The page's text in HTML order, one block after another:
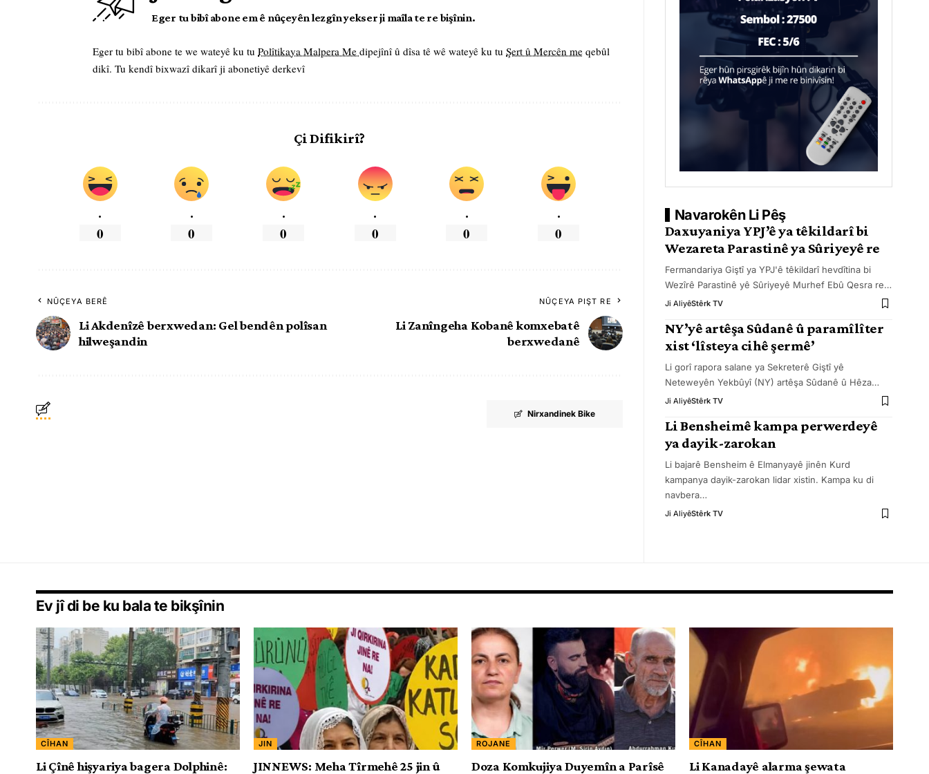
Eger tu bibî abone em ê nûçeyên lezgîn yekser ji maîla te re bişînin.
Eger tu bibî abone te we wateyê ku tu Polîtikaya Malpera Me dipejînî û dîsa tê wê wateyê ku tu Şert û Mercên me qebûl
dikî. Tu kendî bixwazî dikarî ji abonetiyê derkevî
Çi Difikirî?
.
0
.
0
.
0
.
0
.
0
.
0
NÛÇEYA BERÊ
Li Akdenîzê berxwedan: Gel bendên polîsan
hilweşandin
NÛÇEYA PIŞT RE
Li Zanîngeha Kobanê komxebatê
berxwedanê
Nirxandinek Bike
Navarokên Li Pêş
Daxuyaniya YPJ’ê ya têkildarî bi
Wezareta Parastinê ya Sûriyeyê re
Fermandariya Giştî ya YPJ'ê têkildarî hevdîtina bi
Wezîrê Parastinê yê Sûriyeyê Murhef Ebû Qesra re…
Ji AliyêStêrk TV
NY’yê artêşa Sûdanê û paramîlîter
xist ‘lîsteya cihê şermê’
Li gorî rapora salane ya Sekreterê Giştî yê
Neteweyên Yekbûyî (NY) artêşa Sûdanê û Hêza…
Ji AliyêStêrk TV
Li Bensheimê kampa perwerdeyê
ya dayik-zarokan
Li bajarê Bensheim ê Elmanyayê jinên Kurd
kampanya dayik-zarokan lidar xistin. Kampa ku di
navbera…
Ji AliyêStêrk TV
Ev jî di be ku bala te bikşînin
CÎHAN
Li Çînê hişyariya bagera Dolphinê:
JIN
JINNEWS: Meha Tîrmehê 25 jin û
ROJANE
Doza Komkujiya Duyemîn a Parîsê
CÎHAN
Li Kanadayê alarma şewata